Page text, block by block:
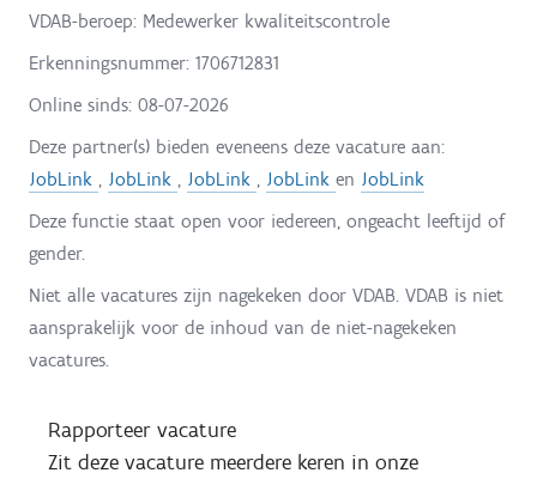
VDAB-beroep: Medewerker kwaliteitscontrole
Erkenningsnummer: 1706712831
Online sinds: 08-07-2026
Deze partner(s) bieden eveneens deze vacature aan:
JobLink
JobLink JobLink JobLink en JobLink
Deze functie staat open voor iedereen, ongeacht leeftijd of
gender.
Niet alle vacatures zijn nagekeken door VDAB. VDAB is niet
aansprakelijk voor de inhoud van de niet-nagekeken
vacatures.
Rapporteer vacature
Zit deze vacature meerdere keren in onze